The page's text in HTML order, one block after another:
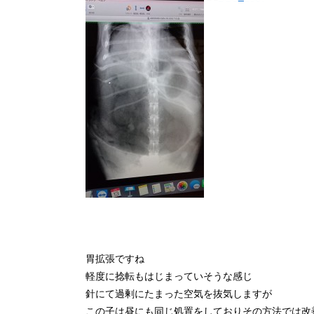
胃拡張ですね
軽度に捻転もはじまっていそうな感じ
針にて過剰にたまった空気を抜気しますが
この子は昼にも同じ処置をしておりその方法では